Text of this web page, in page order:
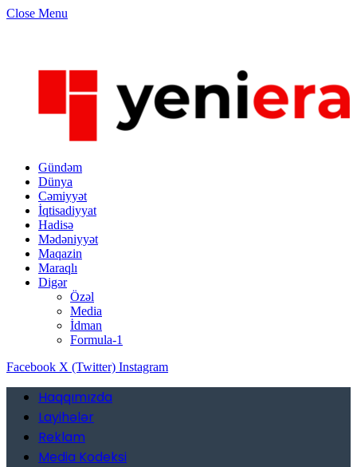
Close Menu
Gündəm
Dünya
Cəmiyyət
İqtisadiyyat
Hadisə
Mədəniyyət
Maqazin
Maraqlı
Digər
Özəl
Media
İdman
Formula-1
Facebook X (Twitter) Instagram
Haqqımızda
Layihələr
Reklam
Media Kodeksi